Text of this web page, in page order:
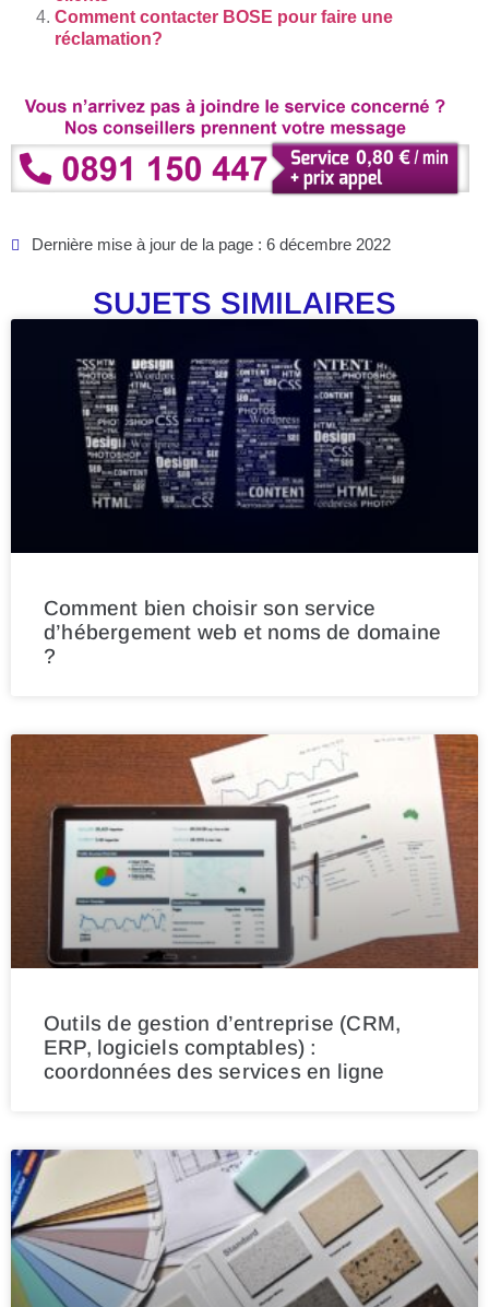
Comment contacter BOSE pour faire une
réclamation?
Dernière mise à jour de la page : 6 décembre 2022
SUJETS SIMILAIRES
Comment bien choisir son service
d’hébergement web et noms de domaine
?
Outils de gestion d’entreprise (CRM,
ERP, logiciels comptables) :
coordonnées des services en ligne